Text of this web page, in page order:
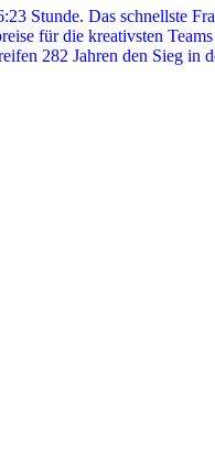
Stunde. Das schnellste
für die kreativsten
282 Jahren den Sieg in